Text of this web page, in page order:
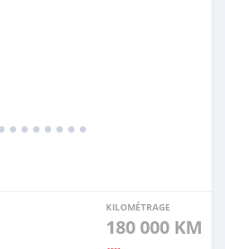
KILOMÉTRAGE
180 000 KM